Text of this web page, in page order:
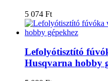
5 074 Ft
Lefolyótisztító
Husqvarna hobby